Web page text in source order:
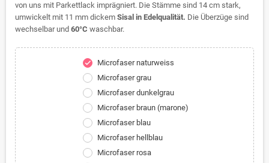
von uns mit Parkettlack imprägniert. Die Stämme sind 14 cm stark,
umwickelt mit 11 mm dickem Sisal in Edelqualität. Die Überzüge sind
wechselbar und 60°C waschbar.
check
Microfaser naturweiss
Microfaser grau
Microfaser dunkelgrau
Microfaser braun (marone)
Microfaser blau
Microfaser hellblau
Microfaser rosa